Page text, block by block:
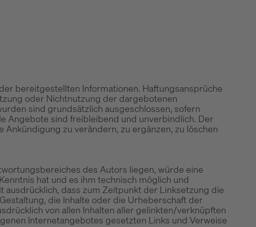
bereitgestellten Informationen. Haftungsansprüche
oder Nichtnutzung der dargebotenen
sind grundsätzlich ausgeschlossen, sofern
Angebote sind freibleibend und unverbindlich. Der
zu verändern, zu ergänzen, zu löschen
des Autors liegen, würde eine
hat und es ihm technisch möglich und
dass zum Zeitpunkt der Linksetzung die
die Inhalte oder die Urheberschaft der
von allen Inhalten aller gelinkten/verknüpften
Internetangebotes gesetzten Links und Verweise